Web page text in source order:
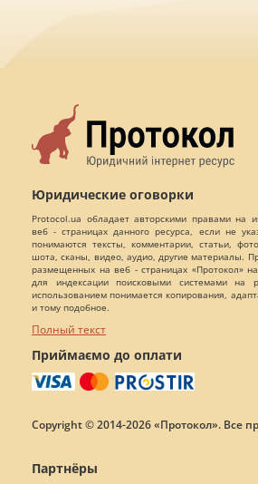
Юридические оговорки
Protocol.ua обладает авторскими правами на
веб - страницах данного ресурса, если не
понимаются тексты, комментарии, статьи,
шота, сканы, видео, аудио, другие материалы.
размещенных на веб - страницах «Протокол»
для индексации поисковыми системами на
использованием понимается копирования,
и тому подобное.
Полный текст
Приймаємо до оплати
Copyright © 2014-2026 «Протокол». Все
Партнёры